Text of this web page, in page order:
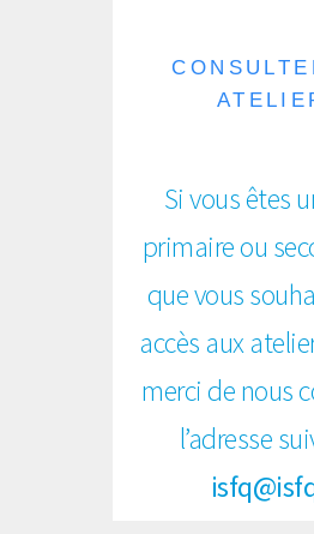
Si vous êtes
primaire ou
que vous
accès aux
merci de nous
l’adresse